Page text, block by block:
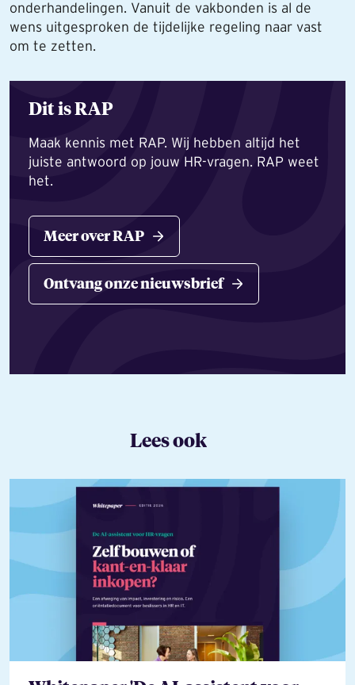
onderhandelingen. Vanuit de vakbonden is al de
wens uitgesproken de tijdelijke regeling naar vast
om te zetten.
Dit is RAP
Maak kennis met RAP. Wij hebben altijd het
juiste antwoord op jouw HR-vragen. RAP weet
het.
Meer over RAP
Ontvang onze nieuwsbrief
Lees ook